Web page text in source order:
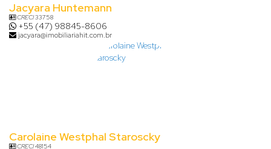
Jacyara Huntemann
CRECI33758
+55 (47) 98845-8606
jacyara@imobiliariahit.com.br
Carolaine Westphal Staroscky
CRECI48154